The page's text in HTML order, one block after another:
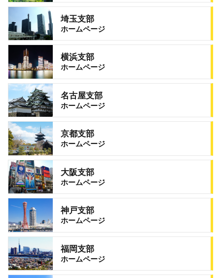
埼玉支部
ホームページ
横浜支部
ホームページ
名古屋支部
ホームページ
京都支部
ホームページ
大阪支部
ホームページ
神戸支部
ホームページ
福岡支部
ホームページ